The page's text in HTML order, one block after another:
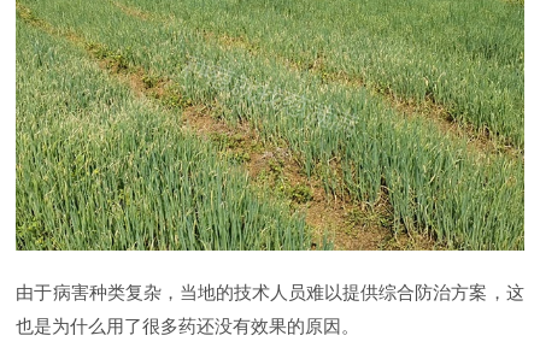
由于病害种类复杂，当地的技术人员难以提供综合防治方案，这
也是为什么用了很多药还没有效果的原因。